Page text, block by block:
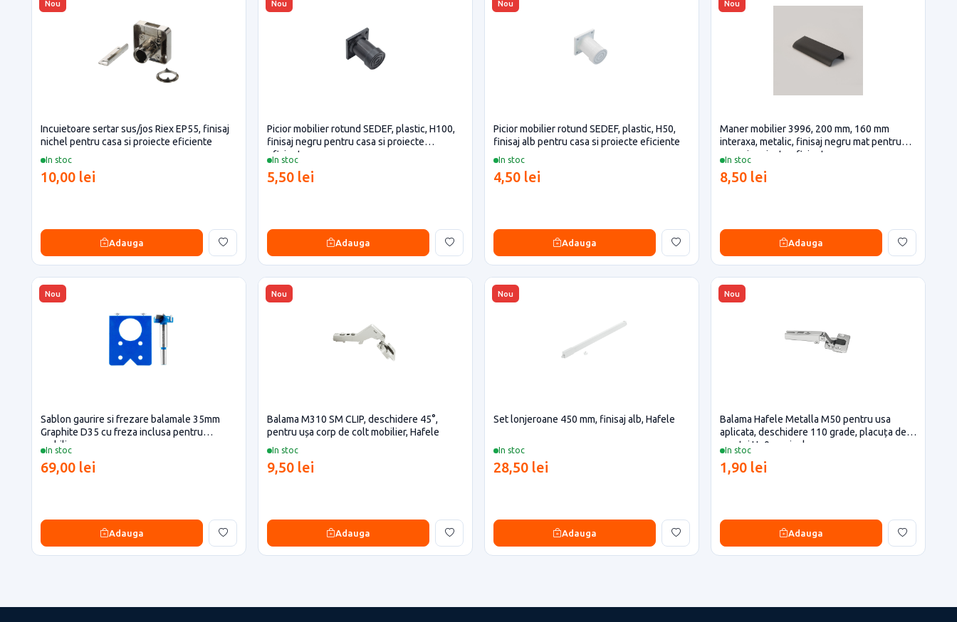
Nou
In stoc
Incuietoare sertar sus/jos Riex EP55, finisaj
nichel pentru casa si proiecte eficiente
10,00 lei
Adauga
Nou
In stoc
Picior mobilier rotund SEDEF, plastic, H100,
finisaj negru pentru casa si proiecte
eficiente
5,50 lei
Adauga
Nou
In stoc
Picior mobilier rotund SEDEF, plastic, H50,
finisaj alb pentru casa si proiecte eficiente
4,50 lei
Adauga
Nou
In stoc
Maner mobilier 3996, 200 mm, 160 mm
interaxa, metalic, finisaj negru mat pentru
casa si proiecte eficiente
8,50 lei
Adauga
Nou
In stoc
Sablon gaurire si frezare balamale 35mm
Graphite D35 cu freza inclusa pentru
mobilier
69,00 lei
Adauga
Nou
In stoc
Balama M310 SM CLIP, deschidere 45°,
pentru ușa corp de colt mobilier, Hafele
9,50 lei
Adauga
Nou
In stoc
Set lonjeroane 450 mm, finisaj alb, Hafele
28,50 lei
Adauga
Nou
In stoc
Balama Hafele Metalla M50 pentru usa
aplicata, deschidere 110 grade, placuța de
montaj H=0 mm inclusa
1,90 lei
Adauga